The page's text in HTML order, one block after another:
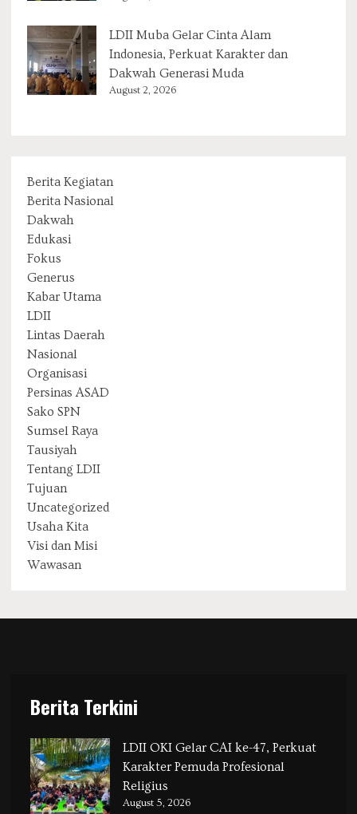
LDII Muba Gelar Cinta Alam
Indonesia, Perkuat Karakter dan
Dakwah Generasi Muda
August 2, 2026
Berita Kegiatan
Berita Nasional
Dakwah
Edukasi
Fokus
Generus
Kabar Utama
LDII
Lintas Daerah
Nasional
Organisasi
Persinas ASAD
Sako SPN
Sumsel Raya
Tausiyah
Tentang LDII
Tujuan
Uncategorized
Usaha Kita
Visi dan Misi
Wawasan
Berita Terkini
LDII OKI Gelar CAI ke-47, Perkuat
Karakter Pemuda Profesional
Religius
August 5, 2026